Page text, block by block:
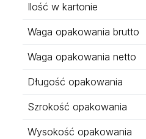
Ilość w kartonie
Waga opakowania brutto
Waga opakowania netto
Długość opakowania
Szrokość opakowania
Wysokość opakowania